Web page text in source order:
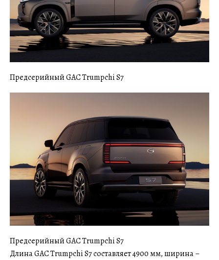
Предсерийный GAC Trumpchi S7
Предсерийный GAC Trumpchi S7
Длина GAC Trumpchi S7 составляет 4900 мм, ширина –